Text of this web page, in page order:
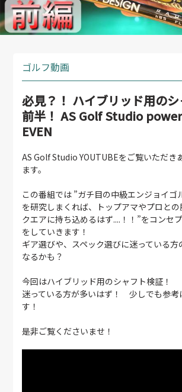
ゴルフ動画
必見？！ ハイブリッド用の
前半！ AS Golf Studio
EVEN
AS Golf Studio YOUTUBEをご覧いただき
ます。
この番組では ”ガチ目の中級エンジョイゴ
を研究しまくれば、トップアマやプロと
クエアに持ち込めるはず....！！”をコンセ
をしていきます！
ギア選びや、スペック選びに迷っている方
なるかも？
今回はハイブリッド用のシャフト検証！
迷っている方が多いはず！ 少しでも参考
す！
是非ご覧くださいませ！